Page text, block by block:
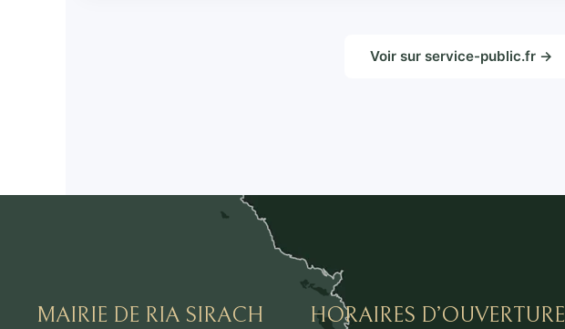
Voir sur service-public.fr →
MAIRIE DE RIA SIRACH HORAIRES D’OUVERTURE